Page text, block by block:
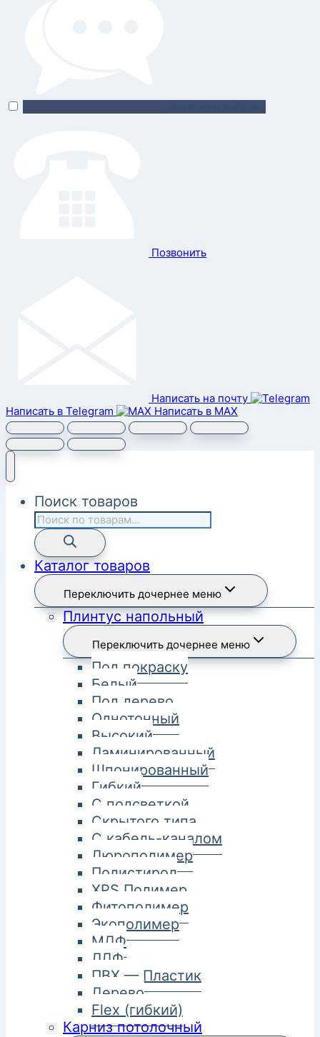
Позвонить
Написать на почту
Написать в Telegram
Написать в MAX
Поиск товаров
Каталог товаров
Переключить дочернее меню
Плинтус напольный
Переключить дочернее меню
Под покраску
Белый
Под дерево
Однотонный
Высокий
Ламинированный
Шпонированный
Гибкий
С подсветкой
Скрытого типа
С кабель-каналом
Дюрополимер
Полистирол
XPS Полимер
Фитополимер
Экополимер
МДФ
ЛДФ
ПВХ — Пластик
Дерево
Flex (гибкий)
Карниз потолочный